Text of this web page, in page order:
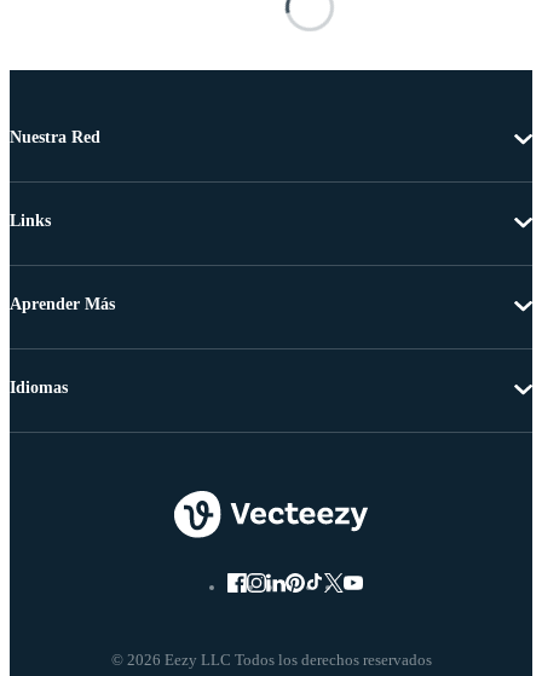
Nuestra Red
Links
Aprender Más
© 2026 Eezy LLC Todos los derechos reservados
Idiomas